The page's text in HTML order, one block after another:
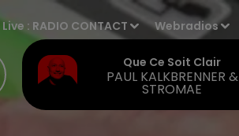
Live : RADIO CONTACT Webradios
Que Ce Soit Clair
PAUL KALKBRENNER &
STROMAE